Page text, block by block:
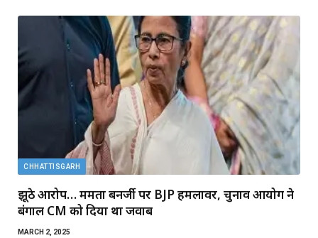
CHHATTISGARH
झूठे आरोप… ममता बनर्जी पर BJP हमलावर, चुनाव आयोग ने
बंगाल CM को दिया था जवाब
MARCH 2, 2025